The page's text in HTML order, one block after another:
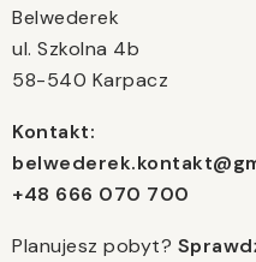
Belwederek
ul. Szkolna 4b
58-540 Karpacz
Kontakt:
+48 666 070 700
Planujesz pobyt?